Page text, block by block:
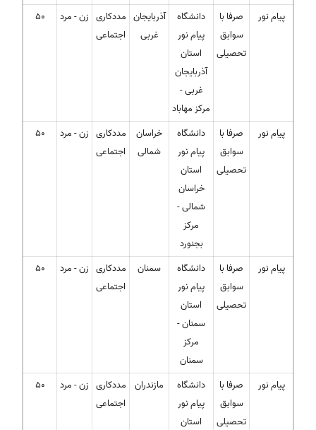
پیام نور
صرفا با
سوابق
تحصیلی
دانشگاه
پیام نور
استان
آذربایجان
غربی -
مرکز مهاباد
آذربایجان
غربی
مددکاری
اجتماعی
زن - مرد 50
پیام نور
صرفا با
سوابق
تحصیلی
دانشگاه
پیام نور
استان
خراسان
شمالی -
مرکز
بجنورد
خراسان
شمالی
مددکاری
اجتماعی
زن - مرد 50
پیام نور
صرفا با
سوابق
تحصیلی
دانشگاه
پیام نور
استان
سمنان -
مرکز
سمنان
سمنان
مددکاری
اجتماعی
زن - مرد 50
پیام نور
صرفا با
سوابق
تحصیلی
دانشگاه
پیام نور
استان
مازندران
مددکاری
اجتماعی
زن - مرد 50